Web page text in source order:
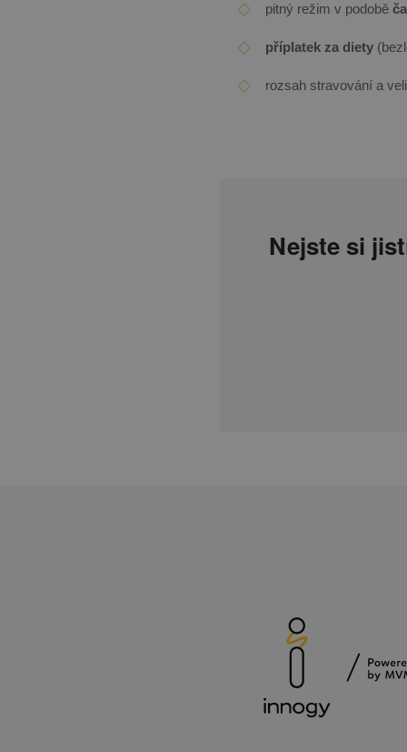
pitný režim v podobě
příplatek za diety
rozsah stravování a
Nejste si